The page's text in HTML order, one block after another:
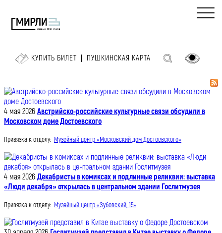
КУПИТЬ БИЛЕТ ПУШКИНСКАЯ КАРТА
4 мая 2026 Австрийско-российские культурные связи обсудили в
Московском доме Достоевского
Привязка к отделу: Музейный центр «Московский дом Достоевского»
4 мая 2026 Декабристы в комиксах и подлинные реликвии: выставка
«Люди декабря» открылась в центральном здании Гослитмузея
Привязка к отделу: Музейный центр «Зубовский, 15»